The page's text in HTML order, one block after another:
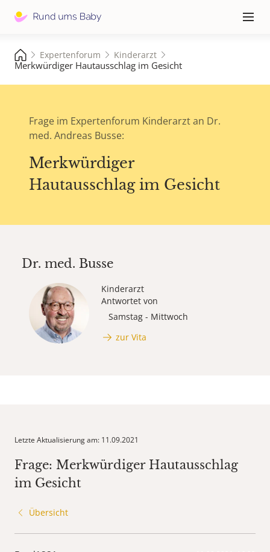
≡
Expertenforum Kinderarzt
Merkwürdiger Hautausschlag im Gesicht
Frage im Expertenforum Kinderarzt an Dr.
med. Andreas Busse:
Merkwürdiger
Hautausschlag im Gesicht
Dr. med. Busse
Kinderarzt
Antwortet von
Samstag - Mittwoch
zur Vita
Letzte Aktualisierung am: 11.09.2021
Frage: Merkwürdiger Hautausschlag
im Gesicht
Übersicht